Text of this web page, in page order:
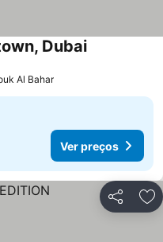
Dubai
Al Bahar
Ver preços
Partilhar